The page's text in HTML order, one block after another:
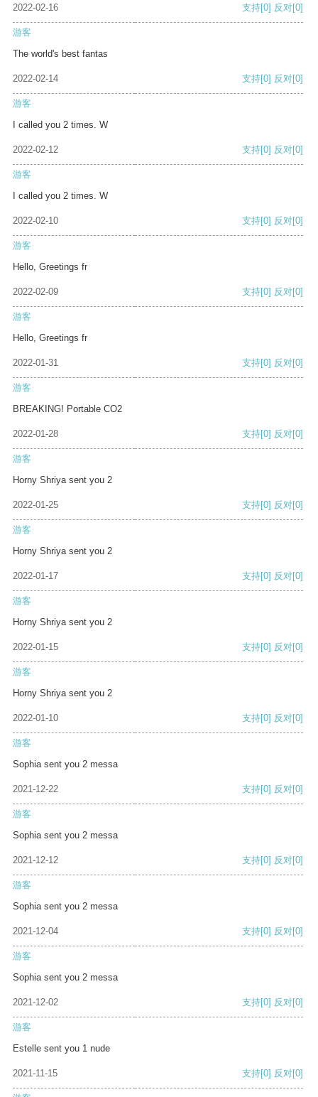
2022-02-16 支持[0] 反对[0]
游客
The world's best fantas
2022-02-14 支持[0] 反对[0]
游客
I called you 2 times. W
2022-02-12 支持[0] 反对[0]
游客
I called you 2 times. W
2022-02-10 支持[0] 反对[0]
游客
Hello, Greetings fr
2022-02-09 支持[0] 反对[0]
游客
Hello, Greetings fr
2022-01-31 支持[0] 反对[0]
游客
BREAKING! Portable CO2
2022-01-28 支持[0] 反对[0]
游客
Horny Shriya sent you 2
2022-01-25 支持[0] 反对[0]
游客
Horny Shriya sent you 2
2022-01-17 支持[0] 反对[0]
游客
Horny Shriya sent you 2
2022-01-15 支持[0] 反对[0]
游客
Horny Shriya sent you 2
2022-01-10 支持[0] 反对[0]
游客
Sophia sent you 2 messa
2021-12-22 支持[0] 反对[0]
游客
Sophia sent you 2 messa
2021-12-12 支持[0] 反对[0]
游客
Sophia sent you 2 messa
2021-12-04 支持[0] 反对[0]
游客
Sophia sent you 2 messa
2021-12-02 支持[0] 反对[0]
游客
Estelle sent you 1 nude
2021-11-15 支持[0] 反对[0]